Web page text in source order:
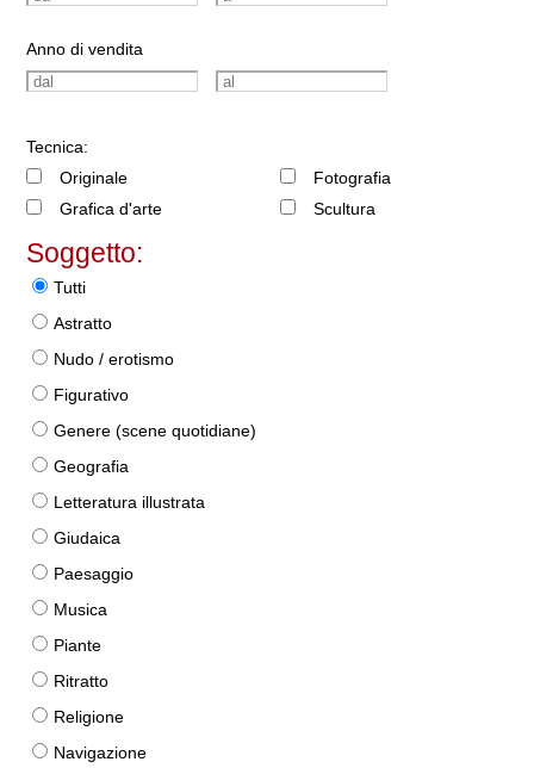
Anno di vendita
Tecnica:
Originale
Grafica d'arte
Fotografia
Scultura
Soggetto:
Tutti
Astratto
Nudo / erotismo
Figurativo
Genere (scene quotidiane)
Geografia
Letteratura illustrata
Giudaica
Paesaggio
Musica
Piante
Ritratto
Religione
Navigazione